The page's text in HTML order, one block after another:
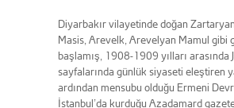
Diyarbakır vilayetinde doğan
Masis, Arevelk, Arevelyan Mamul gibi
başlamış, 1908-1909 yılları arasında
sayfalarında günlük siyaseti eleştiren
ardından mensubu olduğu Ermeni
İstanbul’da kurduğu Azadamard